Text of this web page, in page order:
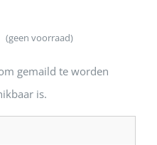
(geen voorraad)
gemaild te worden
is.